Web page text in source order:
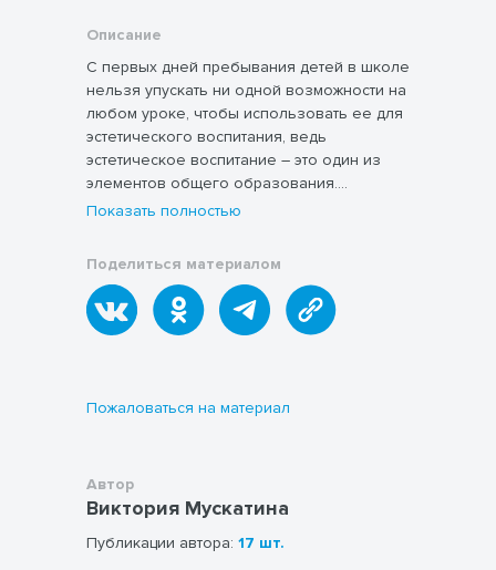
Описание
С первых дней пребывания детей в школе
нельзя упускать ни одной возможности на
любом уроке, чтобы использовать ее для
эстетического воспитания, ведь
эстетическое воспитание – это один из
элементов общего образования.
Эстетическое образование невозможно
словам В. А. Сухомлинского, чувство
хозяина родной земли – важнейшее
патриотическое чувство, которое нам
вложит частицу своей души в труд,
вопроса художественно-эстетического
образования младших школьников в
также круг проблем, связанных с
Показать полностью
Поделиться материалом
Пожаловаться на материал
Автор
Виктория Мускатина
Публикации автора: 17 шт.